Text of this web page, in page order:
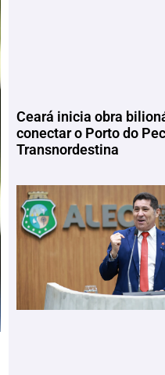
Ceará inicia obra
conectar o Porto do
Transnordestina